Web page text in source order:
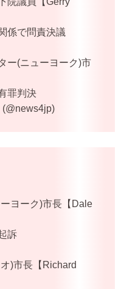
係で問責決議
ー(ニューヨーク)市
罪判決
ヨーク)市長【Dale
訴
)市長【Richard